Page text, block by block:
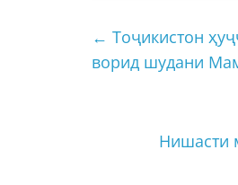
← Тоҷикистон
ворид шудани
Нишасти